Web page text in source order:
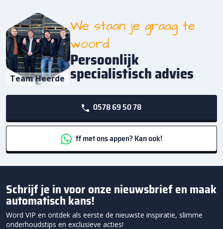
Team Heerde
We staan je graag te
woord
Persoonlijk
specialistisch advies
0578 69 50 78
ff met ons appen? Kan ook!
Schrijf je in voor onze nieuwsbrief en maak
automatisch kans!
Word VIP en ontdek als eerste de nieuwste inspiratie, slimme
onderhoudstips en exclusieve acties!